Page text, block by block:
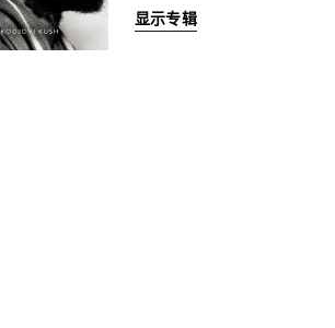
显示专辑